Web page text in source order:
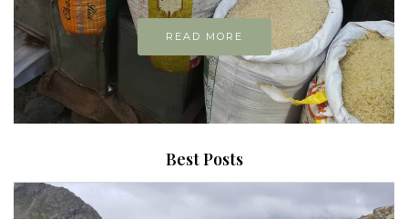
READ MORE
Best Posts